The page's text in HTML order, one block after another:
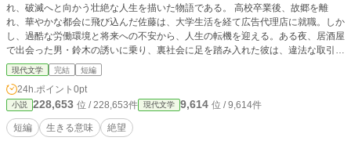
れ、破滅へと向かう壮絶な人生を描いた物語である。 高校卒業後、故郷を離
れ、華やかな都会に飛び込んだ佐藤は、大学生活を経て広告代理店に就職。しか
し、過酷な労働環境と将来への不安から、人生の転機を迎える。ある夜、居酒屋
で出会った男・鈴木の誘いに乗り、裏社会に足を踏み入れた彼は、違法な取引に
関与しながらも、贅沢な生活を手に入れていく。 しかし、組織の要求は次第に
エスカレートし、ついには殺人を命じられる。拒否の余地はなく、罪の意識に苛
まれながらも彼は遂行。しかし逃亡の果てに逮捕され、死刑囚として孤独な日々
を過ごす。最期の瞬間、彼は過去の過ちを振り返り、かつての夢や母の愛、そし
て都会の見えない鎖に絡め取られた自分の愚かさを悟る。 死刑執行を目前にし
ながらも、彼は静かに人生を受け入れる。罪と贖罪、光と闇が交錯する中、佐藤
現代文学 完結 短編
24h.ポイント 0pt
小説 228,653 位 / 228,653件 現代文学 9,614 位 / 9,614件
短編 生きる意味 絶望